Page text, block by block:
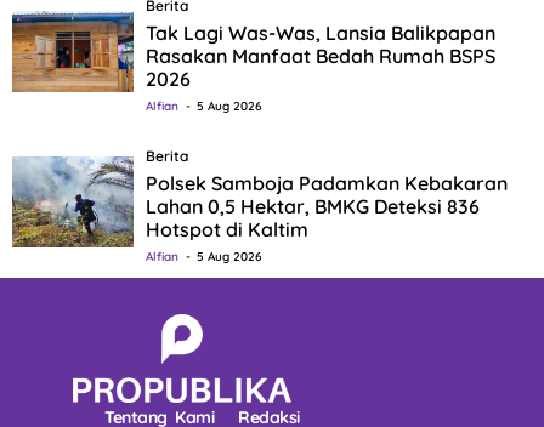
Berita
Tak Lagi Was-Was, Lansia Balikpapan
Rasakan Manfaat Bedah Rumah BSPS
2026
Alfian 5 Aug 2026
Berita
Polsek Samboja Padamkan Kebakaran
Lahan 0,5 Hektar, BMKG Deteksi 836
Hotspot di Kaltim
Alfian 5 Aug 2026
Tentang Kami Redaksi